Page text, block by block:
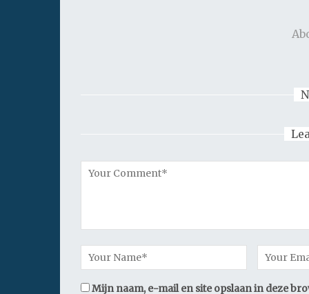
Mijn naam, e-mail en site opslaan in deze